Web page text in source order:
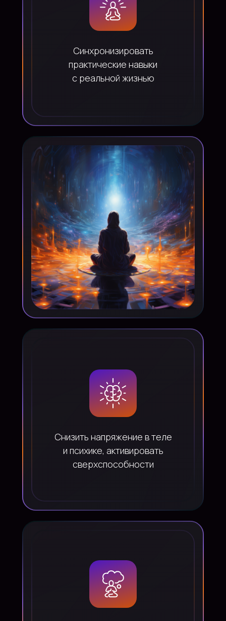
Синхронизировать
практические навыки
с реальной жизнью
Снизить напряжение в теле
и психике, активировать
сверхспособности